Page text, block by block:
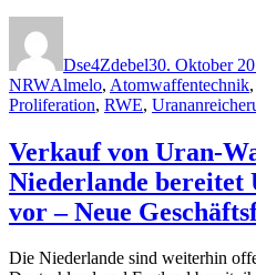
Dse4Zdebel30. Oktober
NRWSchlagwörter
Almelo, Atomwaffentechnik,
Proliferation, RWE,
Verkauf von Uran-
Niederlande bereitet
vor – Neue
Die Niederlande sind weiterhin